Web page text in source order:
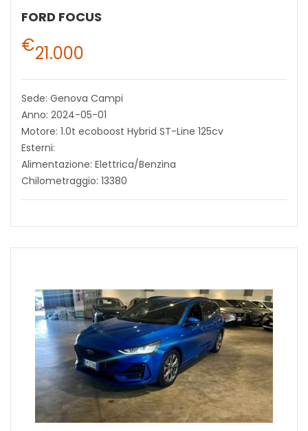
FORD FOCUS
€21.000
Sede: Genova Campi
Anno: 2024-05-01
Motore: 1.0t ecoboost Hybrid ST-Line 125cv
Esterni:
Alimentazione: Elettrica/Benzina
Chilometraggio: 13380